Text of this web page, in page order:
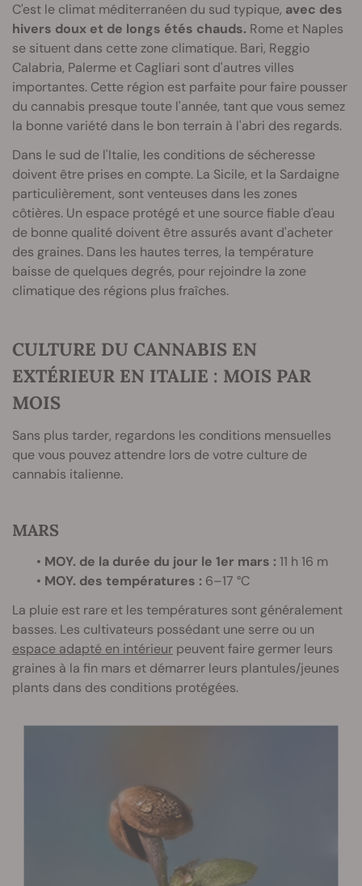
C'est le climat méditerranéen du sud typique, avec des
hivers doux et de longs étés chauds. Rome et Naples
se situent dans cette zone climatique. Bari, Reggio
Calabria, Palerme et Cagliari sont d'autres villes
importantes. Cette région est parfaite pour faire pousser
du cannabis presque toute l'année, tant que vous semez
la bonne variété dans le bon terrain à l'abri des regards.
Dans le sud de l'Italie, les conditions de sécheresse
doivent être prises en compte. La Sicile, et la Sardaigne
particulièrement, sont venteuses dans les zones
côtières. Un espace protégé et une source fiable d'eau
de bonne qualité doivent être assurés avant d'acheter
des graines. Dans les hautes terres, la température
baisse de quelques degrés, pour rejoindre la zone
climatique des régions plus fraîches.
CULTURE DU CANNABIS EN
EXTÉRIEUR EN ITALIE : MOIS PAR
MOIS
Sans plus tarder, regardons les conditions mensuelles
que vous pouvez attendre lors de votre culture de
cannabis italienne.
MARS
• MOY. de la durée du jour le 1er mars : 11 h 16 m
• MOY. des températures : 6–17 °C
La pluie est rare et les températures sont généralement
basses. Les cultivateurs possédant une serre ou un
espace adapté en intérieur peuvent faire germer leurs
graines à la fin mars et démarrer leurs plantules/jeunes
plants dans des conditions protégées.